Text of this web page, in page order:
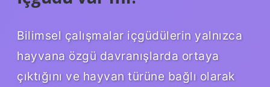
Bilimsel çalışmalar içgüdülerin yalnızca
hayvana özgü davranışlarda ortaya
çıktığını ve hayvan türüne bağlı olarak